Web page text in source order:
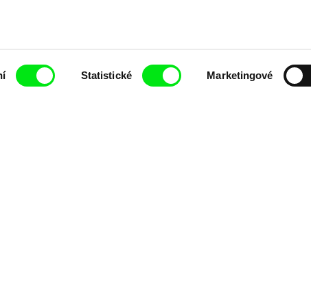
Statistické Marketingové